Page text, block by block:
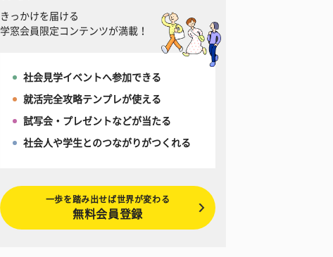
きっかけを届ける
学窓会員限定コンテンツが満載！
社会見学イベントへ参加できる
就活完全攻略テンプレが使える
試写会・プレゼントなどが当たる
社会人や学生とのつながりがつくれる
一歩を踏み出せば世界が変わる
無料会員登録